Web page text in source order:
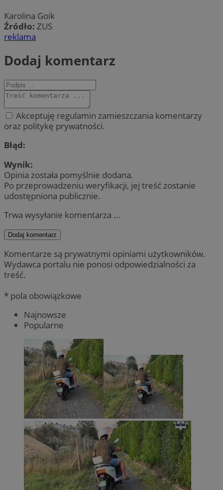
Karolina Goik
Źródło: ZUS
reklama
Dodaj komentarz
Akceptuję regulamin zamieszczania komentarzy
oraz politykę prywatności.
Błąd:
Wynik:
Opinia została pomyślnie dodana.
Po przeprowadzeniu weryfikacji, jej treść zostanie
udostępniona publicznie.
Trwa wysyłanie komentarza ...
Dodaj komentarz
Komentarze są prywatnymi opiniami użytkowników.
Wydawca portalu nie ponosi odpowiedzialności za
treść.
* pola obowiązkowe
Najnowsze
Popularne